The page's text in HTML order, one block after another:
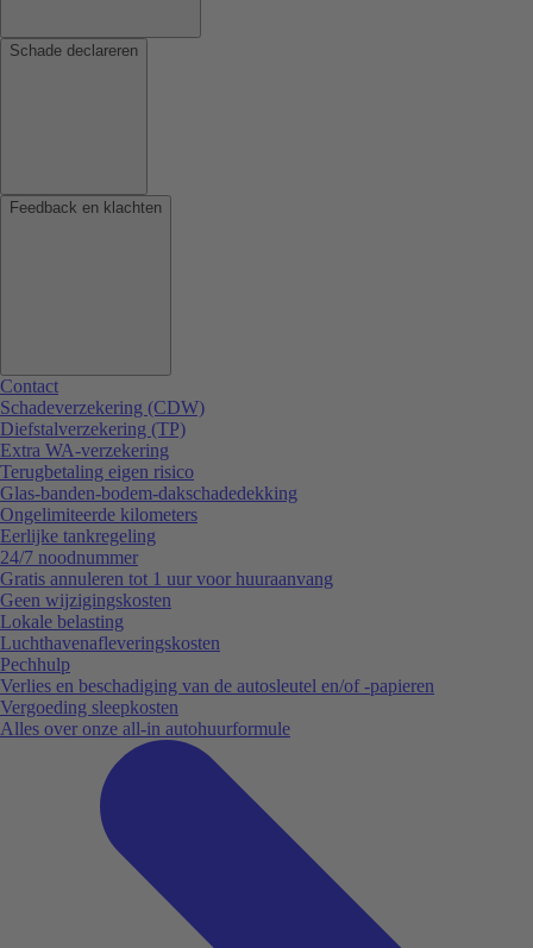
Schade declareren
Feedback en klachten
Contact
Schadeverzekering (CDW)
Diefstalverzekering (TP)
Extra WA-verzekering
Terugbetaling eigen risico
Glas-banden-bodem-dakschadedekking
Ongelimiteerde kilometers
Eerlijke tankregeling
24/7 noodnummer
Gratis annuleren tot 1 uur voor huuraanvang
Geen wijzigingskosten
Lokale belasting
Luchthavenafleveringskosten
Pechhulp
Verlies en beschadiging van de autosleutel en/of -papieren
Vergoeding sleepkosten
Alles over onze all-in autohuurformule